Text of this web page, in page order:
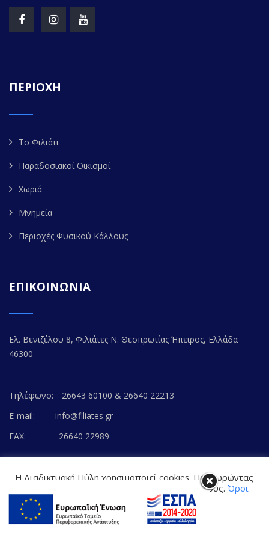
ΠΕΡΙΟΧΗ
Το Φιλιάτι
Παραδοσιακοί Οικισμοί
Χωριά
Μνημεία
Περιοχές Φυσικού Κάλλους
ΕΠΙΚΟΙΝΩΝΙΑ
Ελ. Βενιζέλου 8, Φιλιάτες Ν. Θεσπρωτίας Ήπειρος, Ελλάδα
46300
Τηλέφωνο:
26643 60100 & 26640 22213
E-mail:
info@filiates.gr
FAX:
26640 22989
© Copyright 2020. FILIATES.GR | All Rights Reserved.
Powered by
WEB-WAY
Η Διαδικτυακή Πύλη χρησιμοποιεί cookies. Προχωρώντας
στο περιεχόμενο, συναινείτε με την αποδοχή τους. Όροι
Χρήσης Ιστοτόπου
Cookie settings
ΑΠΟΔΟΧΗ